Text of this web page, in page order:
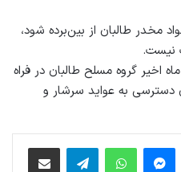
مخدر طالبان از بین‌برده شود،
نیست.
اخیر گروه مسلح طالبان در فراه
دسترسی به عواید سرشار و
پیام رسان واتس آپ